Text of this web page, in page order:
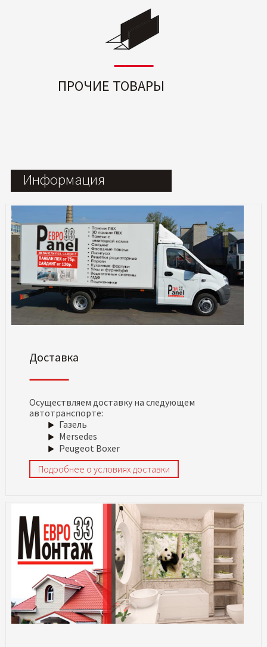
ПРОЧИЕ ТОВАРЫ
Информация
Доставка
Осуществляем доставку на следующем
автотранспорте:
Газель
Mersedes
Peugeot Boxer
Подробнее о условиях доставки